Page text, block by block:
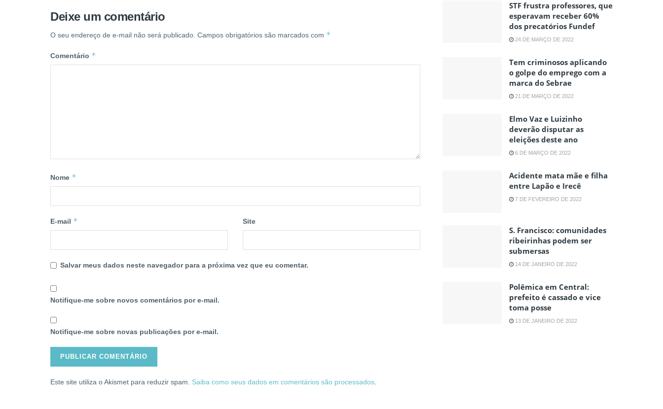
Deixe um comentário
O seu endereço de e-mail não será publicado. Campos obrigatórios são marcados com *
Comentário *
Nome *
E-mail * Site
Salvar meus dados neste navegador para a próxima vez que eu comentar.
Notifique-me sobre novos comentários por e-mail.
Notifique-me sobre novas publicações por e-mail.
Este site utiliza o Akismet para reduzir spam. Saiba como seus dados em comentários são processados
STF frustra professores, que
esperavam receber 60%
dos precatórios Fundef
24 DE MARÇO DE 2022
Tem criminosos aplicando
o golpe do emprego com a
marca do Sebrae
21 DE MARÇO DE 2022
Elmo Vaz e Luizinho
deverão disputar as
eleições deste ano
6 DE MARÇO DE 2022
Acidente mata mãe e filha
entre Lapão e Irecê
7 DE FEVEREIRO DE 2022
S. Francisco: comunidades
ribeirinhas podem ser
submersas
14 DE JANEIRO DE 2022
Polêmica em Central:
prefeito é cassado e vice
toma posse
13 DE JANEIRO DE 2022